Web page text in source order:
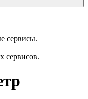
сервисы.
сервисов.